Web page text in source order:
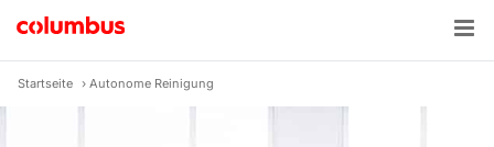
Inhalt
springen
Startseite › Autonome Reinigung